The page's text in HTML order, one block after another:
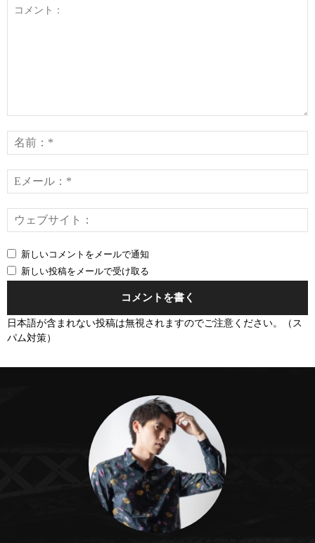
ン
ト：
*
*
新しいコメントをメールで通知
新しい投稿をメールで受け取る
日本語が含まれない投稿は無視されますのでご注意ください。（ス
パム対策）